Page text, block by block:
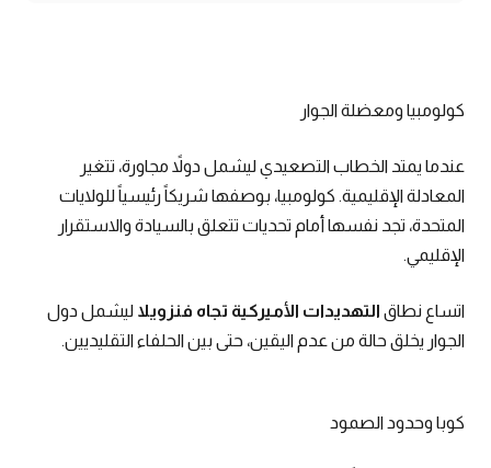
كولومبيا ومعضلة الجوار
عندما يمتد الخطاب التصعيدي ليشمل دولاً مجاورة، تتغير
المعادلة الإقليمية. كولومبيا، بوصفها شريكاً رئيسياً للولايات
المتحدة، تجد نفسها أمام تحديات تتعلق بالسيادة والاستقرار
الإقليمي.
اتساع نطاق التهديدات الأميركية تجاه فنزويلا ليشمل دول
الجوار يخلق حالة من عدم اليقين، حتى بين الحلفاء التقليديين.
كوبا وحدود الصمود